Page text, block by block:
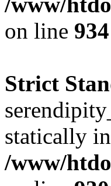
on line 934
Strict
statically in
/www/